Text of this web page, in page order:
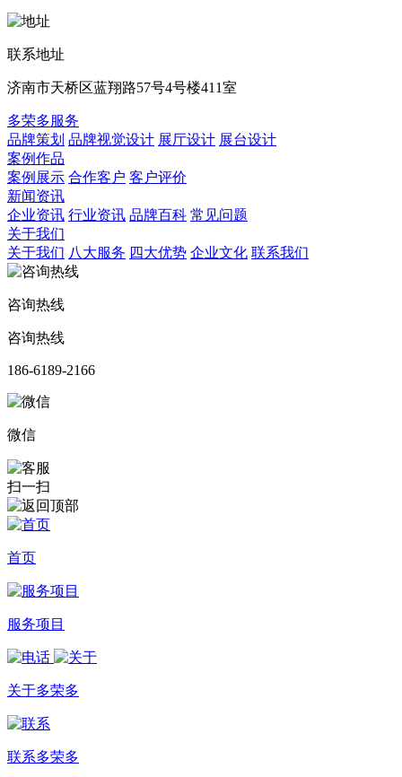
联系地址
济南市天桥区蓝翔路57号4号楼411室
多荣多服务
品牌策划 品牌视觉设计 展厅设计 展台设计
案例作品
案例展示 合作客户 客户评价
新闻资讯
企业资讯 行业资讯 品牌百科 常见问题
关于我们
关于我们 八大服务 四大优势 企业文化 联系我们
咨询热线
咨询热线
186-6189-2166
微信
扫一扫
首页
服务项目
关于多荣多
联系多荣多